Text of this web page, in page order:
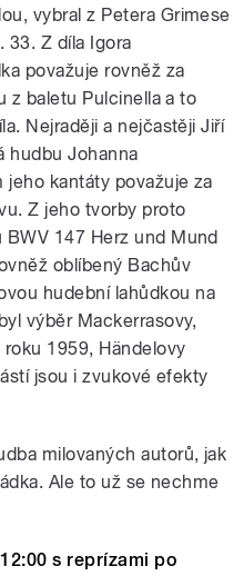
vybral z Petera Grimese
33. Z díla Igora
považuje rovněž za
z baletu Pulcinella a to
Nejraději a nejčastěji Jiří
hudbu Johanna
jeho kantáty považuje za
Z jeho tvorby proto
147 Herz und Mund
oblíbený Bachův
hudební lahůdkou na
výběr Mackerrasovy,
1959, Händelovy
jsou i zvukové efekty
milovaných autorů, jak
Ale to už se nechme
s reprízami po